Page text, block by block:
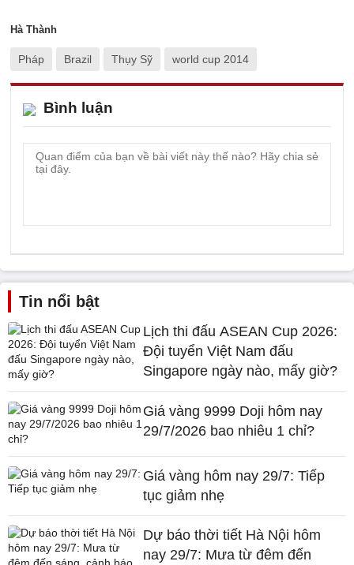
Hà Thành
Pháp Brazil Thụy Sỹ world cup 2014
Bình luận
Tin nổi bật
Lịch thi đấu ASEAN Cup 2026:
Đội tuyển Việt Nam đấu
Singapore ngày nào, mấy giờ?
Giá vàng 9999 Doji hôm nay
29/7/2026 bao nhiêu 1 chỉ?
Giá vàng hôm nay 29/7: Tiếp
tục giảm nhẹ
Dự báo thời tiết Hà Nội hôm
nay 29/7: Mưa từ đêm đến